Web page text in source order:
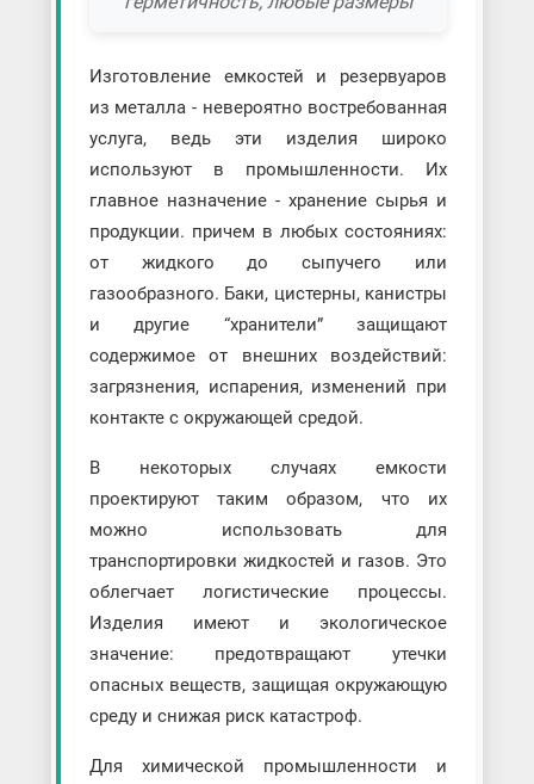
Изготовление емкостей и резервуаров
из металла - невероятно востребованная
услуга, ведь эти изделия широко
используют в промышленности. Их
главное назначение - хранение сырья и
продукции. причем в любых состояниях:
от жидкого до сыпучего или
газообразного. Баки, цистерны, канистры
и другие “хранители” защищают
содержимое от внешних воздействий:
загрязнения, испарения, изменений при
контакте с окружающей средой.
В некоторых случаях емкости
проектируют таким образом, что их
можно использовать для
транспортировки жидкостей и газов. Это
облегчает логистические процессы.
Изделия имеют и экологическое
значение: предотвращают утечки
опасных веществ, защищая окружающую
среду и снижая риск катастроф.
Для химической промышленности и